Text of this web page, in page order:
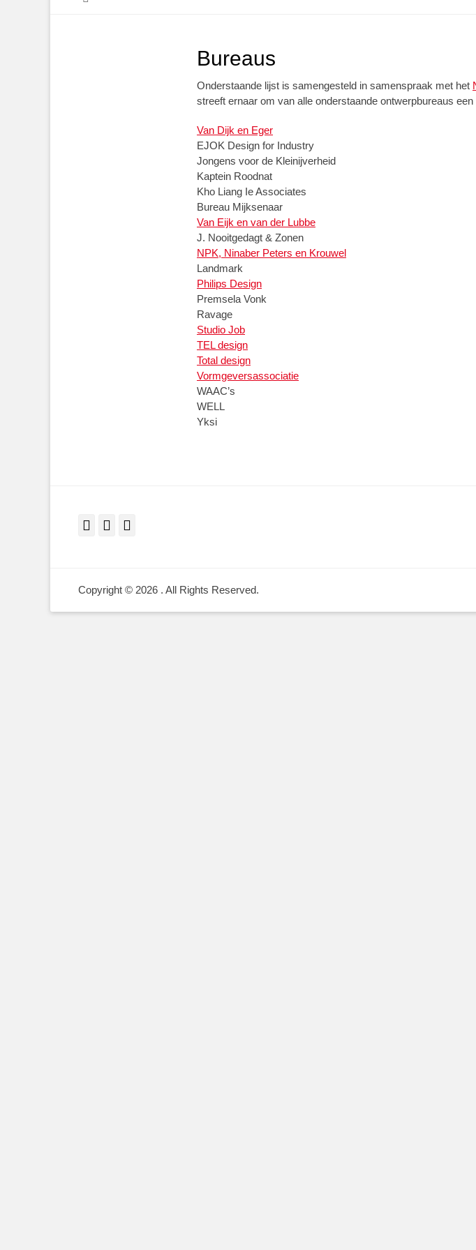
Bureaus
Onderstaande lijst is samengesteld in samenspraak met het
streeft ernaar om van alle onderstaande ontwerpbureaus
Van Dijk en Eger
EJOK Design for Industry
Jongens voor de Kleinijverheid
Kaptein Roodnat
Kho Liang Ie Associates
Bureau Mijksenaar
Van Eijk en van der Lubbe
J. Nooitgedagt & Zonen
NPK, Ninaber Peters en Krouwel
Landmark
Philips Design
Premsela Vonk
Ravage
Studio Job
TEL design
Total design
Vormgeversassociatie
WAAC’s
WELL
Yksi
Facebook
Twitter
Copyright © 2026 . All Rights Reserved.